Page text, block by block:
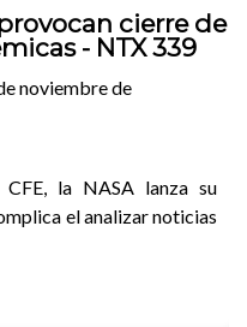
cierre de
- NTX 339
noviembre de
la NASA lanza su
el analizar noticias